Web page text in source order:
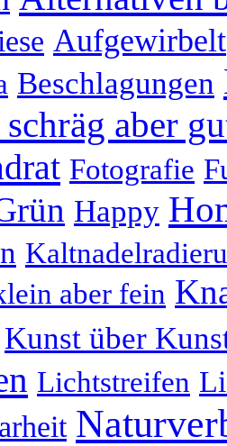
Aufgewirbelt
Beschlagungen
schräg aber
Fotografie
Happy
aber fein
Kunst über
Lichtstreifen